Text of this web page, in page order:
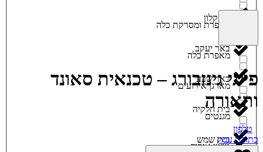
מאפרת ומסרקת כלה
מאפרת כלה
מארגן אירועים
מגנטים
מגשי אירוח
אשקלון
באר יעקב
באר שבע
בית חלקיה
בית שמש
פייגי גינזבורג – טכנאית סאונד
ותאורה
טלפון
כתובת עסק